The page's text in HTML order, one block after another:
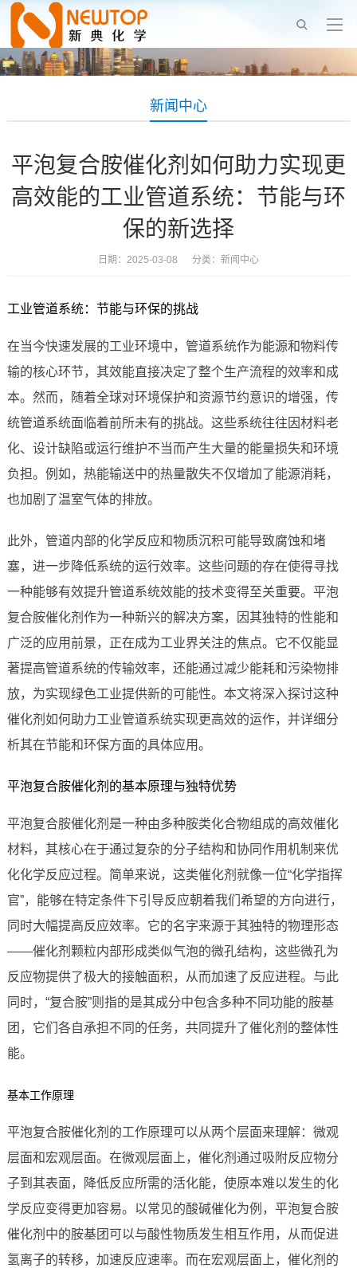
新闻中心
平泡复合胺催化剂如何助力实现更
高效能的工业管道系统：节能与环
保的新选择
日期：2025-03-08 分类： 新闻中心
工业管道系统：节能与环保的挑战
在当今快速发展的工业环境中，管道系统作为能源和物料传
输的核心环节，其效能直接决定了整个生产流程的效率和成
本。然而，随着全球对环境保护和资源节约意识的增强，传
统管道系统面临着前所未有的挑战。这些系统往往因材料老
化、设计缺陷或运行维护不当而产生大量的能量损失和环境
负担。例如，热能输送中的热量散失不仅增加了能源消耗，
也加剧了温室气体的排放。
此外，管道内部的化学反应和物质沉积可能导致腐蚀和堵
塞，进一步降低系统的运行效率。这些问题的存在使得寻找
一种能够有效提升管道系统效能的技术变得至关重要。平泡
复合胺催化剂作为一种新兴的解决方案，因其独特的性能和
广泛的应用前景，正在成为工业界关注的焦点。它不仅能显
著提高管道系统的传输效率，还能通过减少能耗和污染物排
放，为实现绿色工业提供新的可能性。本文将深入探讨这种
催化剂如何助力工业管道系统实现更高效的运作，并详细分
析其在节能和环保方面的具体应用。
平泡复合胺催化剂的基本原理与独特优势
平泡复合胺催化剂是一种由多种胺类化合物组成的高效催化
材料，其核心在于通过复杂的分子结构和协同作用机制来优
化化学反应过程。简单来说，这类催化剂就像一位“化学指挥
官”，能够在特定条件下引导反应朝着我们希望的方向进行，
同时大幅提高反应效率。它的名字来源于其独特的物理形态
——催化剂颗粒内部形成类似气泡的微孔结构，这些微孔为
反应物提供了极大的接触面积，从而加速了反应进程。与此
同时，“复合胺”则指的是其成分中包含多种不同功能的胺基
团，它们各自承担不同的任务，共同提升了催化剂的整体性
能。
基本工作原理
平泡复合胺催化剂的工作原理可以从两个层面来理解：微观
层面和宏观层面。在微观层面上，催化剂通过吸附反应物分
子到其表面，降低反应所需的活化能，使原本难以发生的化
学反应变得更加容易。以常见的酸碱催化为例，平泡复合胺
催化剂中的胺基团可以与酸性物质发生相互作用，从而促进
氢离子的转移，加速反应速率。而在宏观层面上，催化剂的